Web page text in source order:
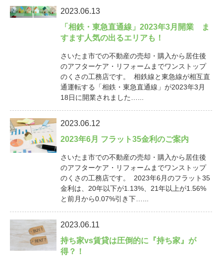
2023.06.13
「相鉄・東急直通線」2023年3月開業 ま
すます人気の出るエリアも！
さいたま市での不動産の売却・購入から居住後
のアフターケア・リフォームまでワンストップ
のくさの工務店です。 相鉄線と東急線が相互直
通運転する「相鉄・東急直通線」が2023年3月
18日に開業されました…...
2023.06.12
2023年6月 フラット35金利のご案内
さいたま市での不動産の売却・購入から居住後
のアフターケア・リフォームまでワンストップ
のくさの工務店です。 2023年6月のフラット35
金利は、20年以下が1.13%、21年以上が1.56%
と前月から0.07%引き下…...
2023.06.11
持ち家vs賃貸は圧倒的に『持ち家』が
得？！